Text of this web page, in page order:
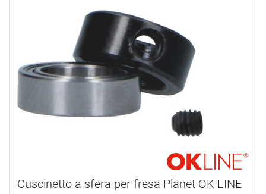
Cuscinetto a sfera per fresa Planet OK-LINE